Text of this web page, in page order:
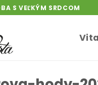
S VEĽKÝM SRDCOM